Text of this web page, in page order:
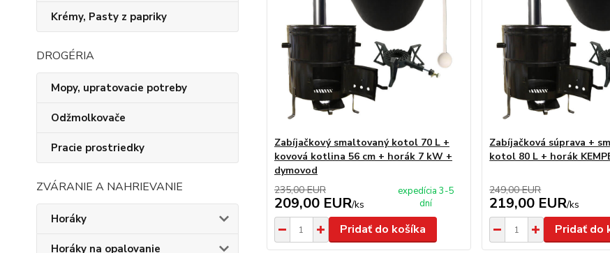
Krémy, Pasty z papriky
DROGÉRIA
Mopy, upratovacie potreby
Odžmolkovače
Pracie prostriedky
ZVÁRANIE A NAHRIEVANIE
Horáky
Horáky na opalovanie
Zabíjačkový smaltovaný kotol 70 L +
kovová kotlina 56 cm + horák 7 kW +
dymovod
235,00 EUR
209,00 EUR/ks
expedícia 3-5
dní
Pridať do košíka
Zabíjačková súprava +
kotol 80 L + horák
249,00 EUR
219,00 EUR/ks
Pridať do